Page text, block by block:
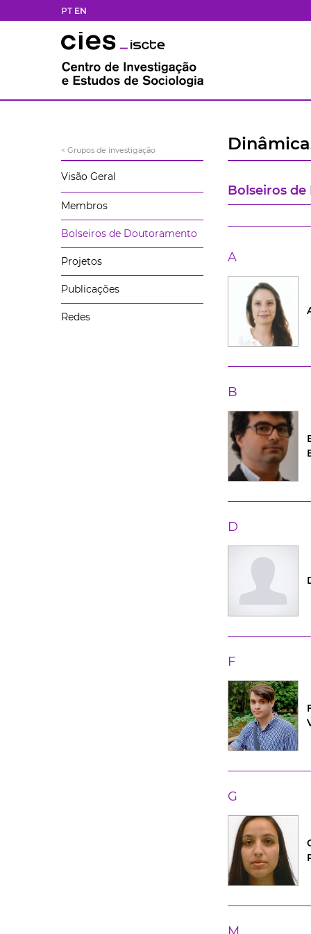
PT EN
< Grupos de investigação
Visão Geral
Membros
Bolseiros de Doutoramento
Projetos
Publicações
Redes
Bolseiros
A
B
D
F
G